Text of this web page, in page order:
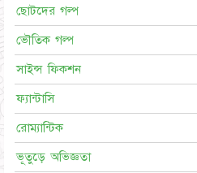
ছোটদের গল্প
ভৌতিক গল্প
সাইন্স ফিকশন
ফ্যান্টাসি
রোম্যান্টিক
ভূতুড়ে অভিজ্ঞতা